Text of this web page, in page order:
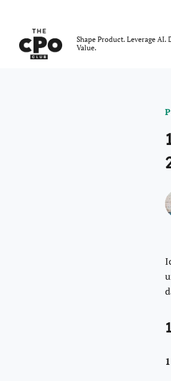
Shape Product. Leverage AI.
Value.